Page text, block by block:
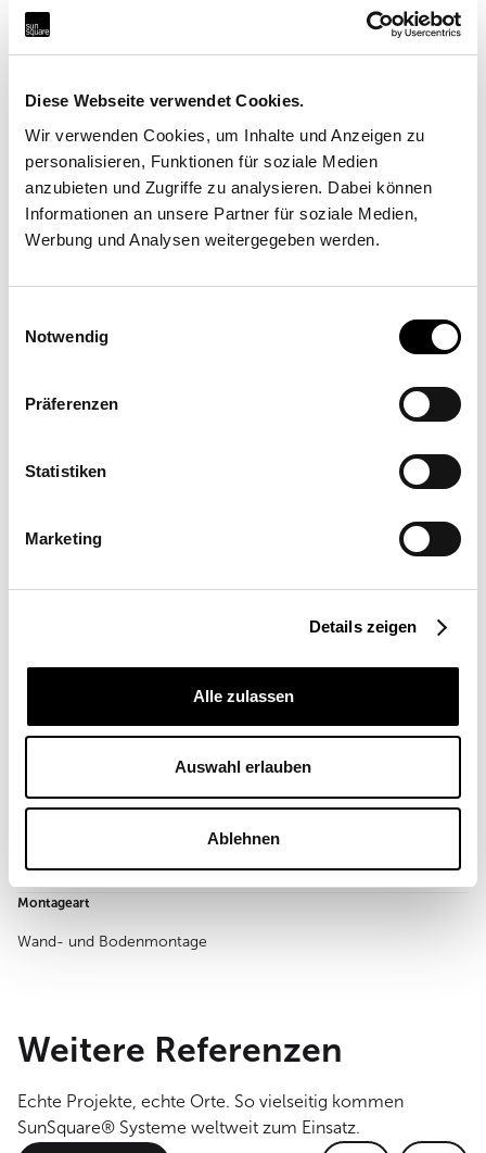
Diese Webseite verwendet Cookies.
Wir verwenden Cookies, um Inhalte und Anzeigen zu
personalisieren, Funktionen für soziale Medien
anzubieten und Zugriffe zu analysieren. Dabei können
Informationen an unsere Partner für soziale Medien,
Werbung und Analysen weitergegeben werden.
Notwendig
Präferenzen
Statistiken
Marketing
Details zeigen
Alle zulassen
Auswahl erlauben
Ablehnen
Produkt ansehen
Umsetzungspartner
Cami Vell de Ciutat 25 A, 07630 Campos
Ort
Montageart
Wand- und Bodenmontage
Weitere Referenzen
Echte Projekte, echte Orte. So vielseitig kommen
SunSquare® Systeme weltweit zum Einsatz.